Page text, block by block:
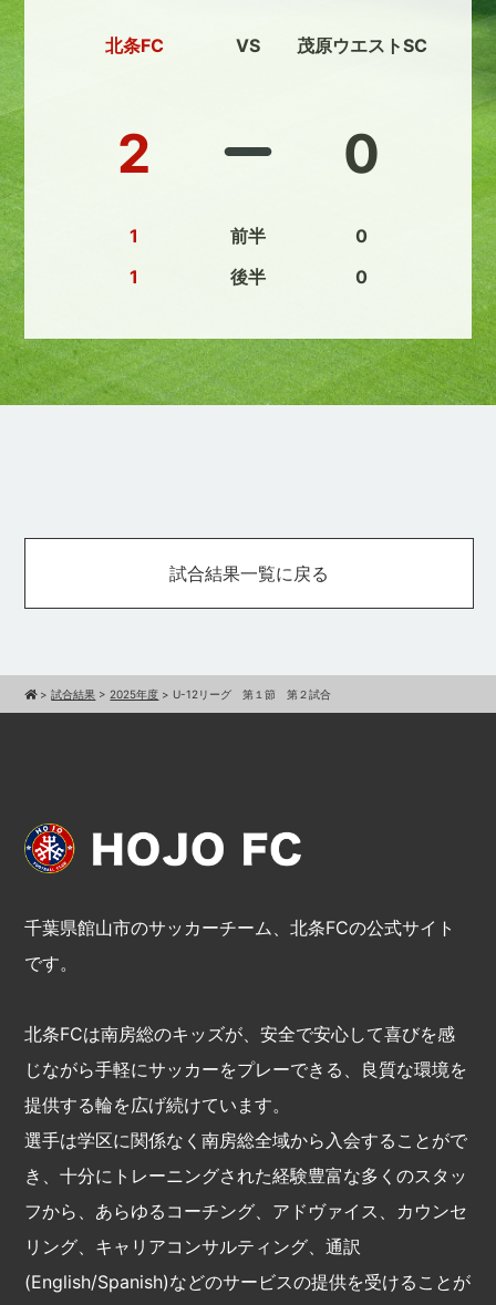
北条FC
2
1
1
VS
前半
後半
茂原ウエストSC
0
0
0
試合結果一覧に戻る
>試合結果 > 2025年度 > U-12リーグ 第１節 第２試合
千葉県館山市のサッカーチーム、北条FCの公式サイト
です。
北条FCは南房総のキッズが、安全で安心して喜びを感
じながら手軽にサッカーをプレーできる、良質な環境を
提供する輪を広げ続けています。
選手は学区に関係なく南房総全域から入会することがで
き、十分にトレーニングされた経験豊富な多くのスタッ
フから、あらゆるコーチング、アドヴァイス、カウンセ
リング、キャリアコンサルティング、通訳
(English/Spanish)などのサービスの提供を受けることが